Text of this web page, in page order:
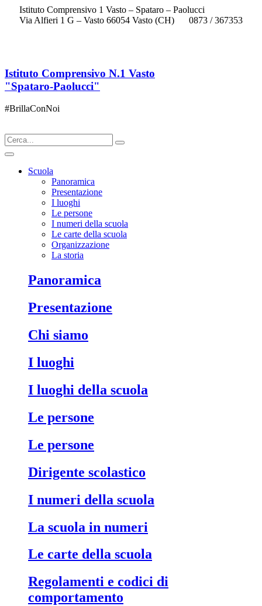
Istituto Comprensivo 1 Vasto – Spataro – Paolucci
Via Alfieri 1 G – Vasto 66054 Vasto (CH)
0873 / 367353
Istituto Comprensivo N.1 Vasto
"Spataro-Paolucci"
#BrillaConNoi
Scuola
Panoramica
Presentazione
I luoghi
Le persone
I numeri della scuola
Le carte della scuola
Organizzazione
La storia
Panoramica
Presentazione
Chi siamo
I luoghi
I luoghi della scuola
Le persone
Le persone
Dirigente scolastico
I numeri della scuola
La scuola in numeri
Le carte della scuola
Regolamenti e codici di
comportamento